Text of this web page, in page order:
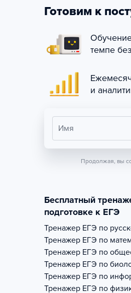
Готовим к
темпе
и
Имя
Продолжая, вы
Бесплатный
подготовке к ЕГЭ
Тренажер ЕГЭ по
Тренажер ЕГЭ по
Тренажер ЕГЭ по
Тренажер ЕГЭ по
Тренажер ЕГЭ по
Тренажер ЕГЭ по